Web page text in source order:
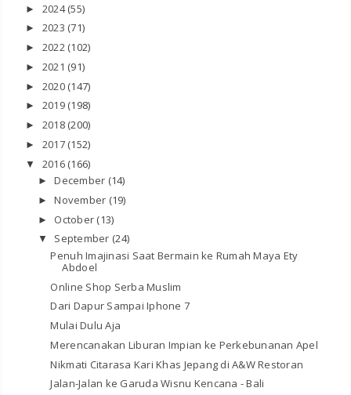
► 2024(55)
► 2023 (71)
► 2022 (102)
► 2021 (91)
► 2020 (147)
► 2019 (198)
► 2018 (200)
► 2017 (152)
▼ 2016 (166)
►December (14)
►November (19)
► October (13)
▼ September (24)
Penuh Imajinasi Saat Bermain ke Rumah Maya Ety
Abdoel
Online Shop Serba Muslim
Dari Dapur Sampai Iphone 7
Mulai Dulu Aja
Merencanakan Liburan Impian ke Perkebunanan Apel
Nikmati Citarasa Kari Khas Jepang di A&W Restoran
Jalan-Jalan ke Garuda Wisnu Kencana - Bali